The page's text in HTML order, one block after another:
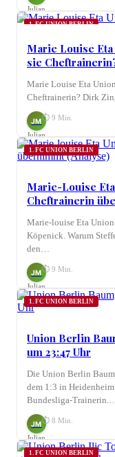
Julian
Möhring
1. FC UNION BERLIN
Marie Louise
sie
Marie Louise Eta
Cheftrainerin? Dirk
JM
Julian
Möhring
⏱ 9 Min.
1. FC UNION BERLIN
Marie-Louise
Cheftrainerin
Marie-louise Eta
Köpenick. Warum
den…
JM
Julian
Möhring
⏱ 9 Min.
1. FC UNION BERLIN
Union Berlin
um 23:47 Uhr
Die Union Berlin
dem 1:3 in
Bundesliga-
JM
Julian
Möhring
⏱ 8 Min.
1. FC UNION BERLIN